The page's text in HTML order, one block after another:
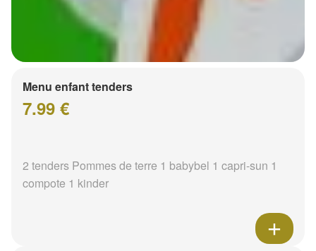
Menu enfant tenders
7.99 €
2 tenders Pommes de terre 1 babybel 1 capri-sun 1
compote 1 kinder